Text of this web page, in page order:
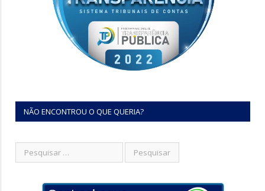
NÃO ENCONTROU O QUE QUERIA?